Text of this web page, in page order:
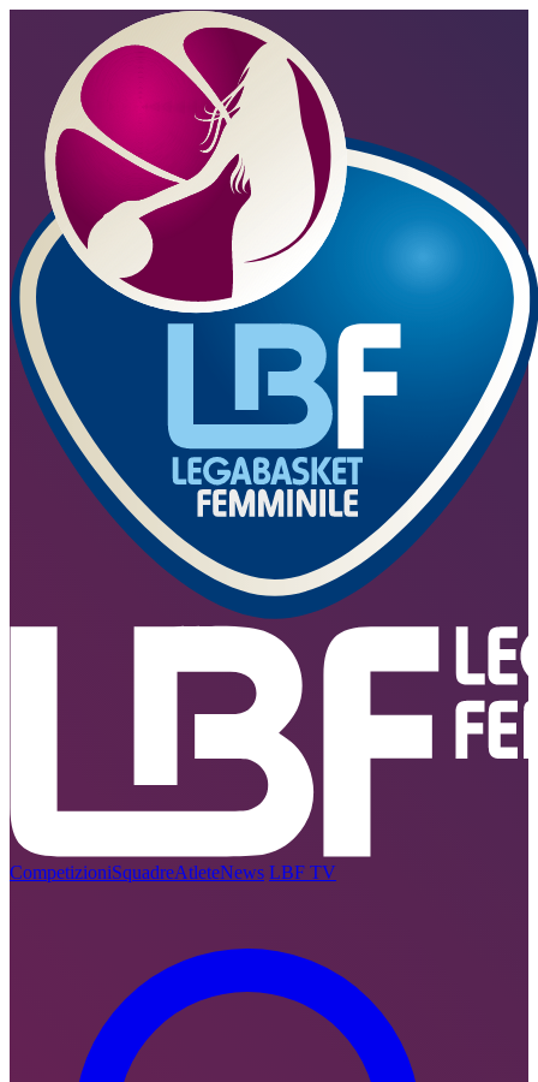
CompetizioniSquadreAtleteNews LBF TV